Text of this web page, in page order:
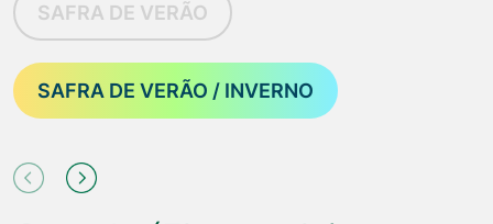
SAFRA DE VERÃO
SAFRA DE VERÃO / INVERNO